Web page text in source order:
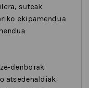
suteak
ekipamendua
denborak
atsedenaldiak